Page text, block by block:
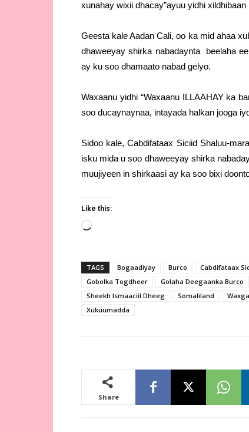
xunahay wixii dhacay”ayuu yidhi xildhibaan
Geesta kale Aadan Cali, oo ka mid ahaa
dhaweeyay shirka nabadaynta beelaha
ay ku soo dhamaato nabad gelyo.
Waxaanu yidhi “Waxaanu ILLAAHAY ka
soo ducaynaynaa, intayada halkan jooga
Sidoo kale, Cabdifataax Siciid Shaluu-
isku mida u soo dhaweeyay shirka
muujiyeen in shirkaasi ay ka soo bixi
Like this:
Loading…
TAGS Bogaadiyay Burco Cabdifataax
Gobolka Togdheer
Golaha Deegaanka Burco
Sheekh Ismaaciil Dheeg
Somaliland
Xukuumadda
Share